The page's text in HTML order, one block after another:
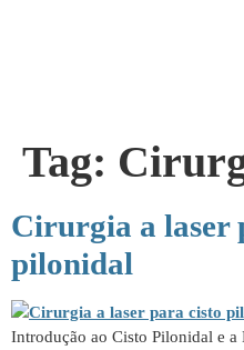
Tag:
Cirurgia a laser
pilonidal
Introdução ao Cisto Pilonidal e a